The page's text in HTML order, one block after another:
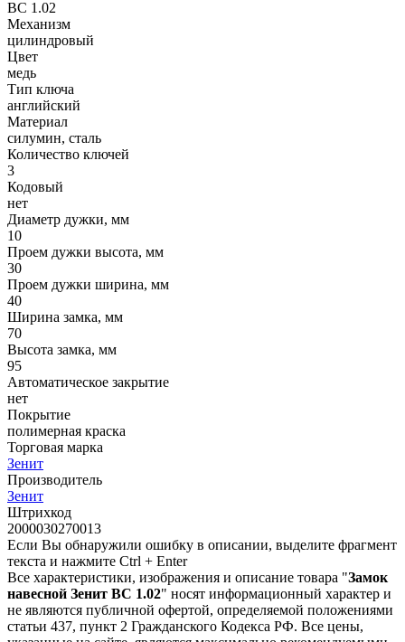
ВС 1.02
Механизм
цилиндровый
Цвет
медь
Тип ключа
английский
Материал
силумин, сталь
Количество ключей
3
Кодовый
нет
Диаметр дужки, мм
10
Проем дужки высота, мм
30
Проем дужки ширина, мм
40
Ширина замка, мм
70
Высота замка, мм
95
Автоматическое закрытие
нет
Покрытие
полимерная краска
Торговая марка
Зенит
Производитель
Зенит
Штрихкод
2000030270013
Если Вы обнаружили ошибку в описании, выделите фрагмент
текста и нажмите Ctrl + Enter
Все характеристики, изображения и описание товара "Замок
навесной Зенит ВС 1.02" носят информационный характер и
не являются публичной офертой, определяемой положениями
статьи 437, пункт 2 Гражданского Кодекса РФ. Все цены,